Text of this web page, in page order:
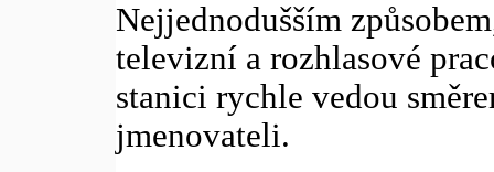
Nejjednodušším
televizní a rozhlasové
stanici rychle vedou
jmenovateli.